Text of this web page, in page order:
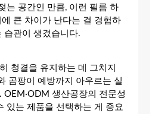
는 공간인 만큼, 이런 필름 하
큰 차이가 난다는 걸 경험하
습관이 생겼습니다.
청결을 유지하는 데 그치지
곰팡이 예방까지 아우르는 실
OEM·ODM 생산공장의 전문성
있는 제품을 선택하는 게 중요